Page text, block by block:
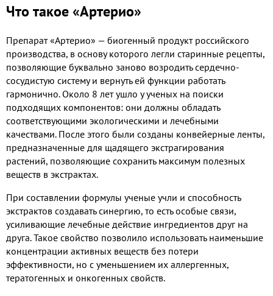
Что такое «Артерио»
Препарат «Артерио» — биогенный продукт российского
производства, в основу которого легли старинные рецепты,
позволяющие буквально заново возродить сердечно-
сосудистую систему и вернуть ей функции работать
гармонично. Около 8 лет ушло у ученых на поиски
подходящих компонентов: они должны обладать
соответствующими экологическими и лечебными
качествами. После этого были созданы конвейерные ленты,
предназначенные для щадящего экстрагирования
растений, позволяющие сохранить максимум полезных
веществ в экстрактах.
При составлении формулы ученые учли и способность
экстрактов создавать синергию, то есть особые связи,
усиливающие лечебные действие ингредиентов друг на
друга. Такое свойство позволило использовать наименьшие
концентрации активных веществ без потери
эффективности, но с уменьшением их аллергенных,
тератогенных и онкогенных свойств.